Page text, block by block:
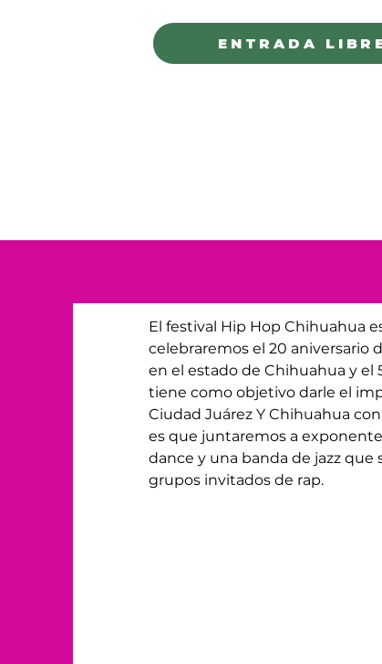
ENTRADA
El festival Hip Hop Chihuahua
celebraremos el 20 aniversario
en el estado de Chihuahua y el
tiene como objetivo darle el
Ciudad Juárez Y Chihuahua
es que juntaremos a
dance y una banda de jazz que
grupos invitados de rap.